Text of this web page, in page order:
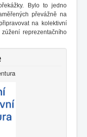
Bylo to jedno
převážně na
na kolektivní
reprezentačního